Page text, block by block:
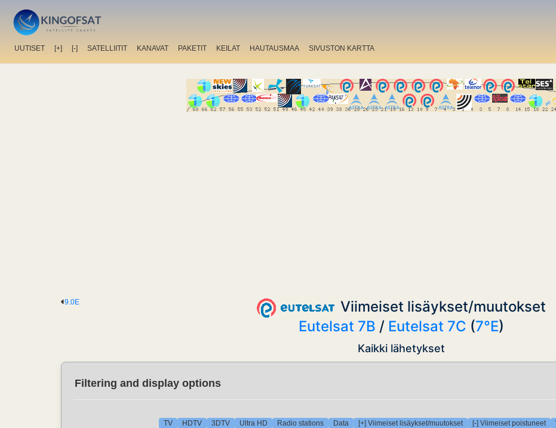
UUTISET [+] [-] SATELLIITIT KANAVAT PAKETIT KEILAT HAUTAUSMAA SIVUSTON KARTTA
9.0E
Viimeiset lisäykset/muutokset
Eutelsat 7B / Eutelsat 7C (7°E)
Kaikki lähetykset
Filtering and display options
TV HDTV 3DTV Ultra HD Radio stations Data [+] Viimeiset lisäykset/muutokset [-] Viimeiset poistuneet